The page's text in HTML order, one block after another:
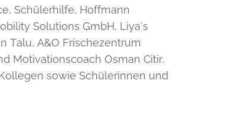
Schülerhilfe, Hoffmann
Solutions GmbH, Liya´s
Talu, A&O Frischezentrum
Motivationscoach Osman Citir.
sowie Schülerinnen und